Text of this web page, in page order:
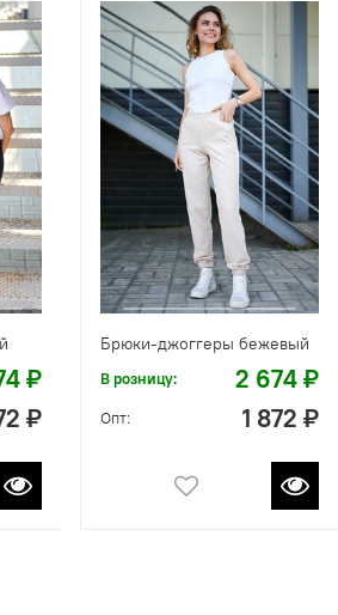
₽
₽
Брюки-джоггеры бежевый
В розницу: 2 674 ₽
Опт: 1 872 ₽